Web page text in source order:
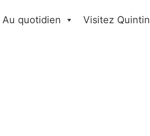
Au quotidien Visitez Quintin